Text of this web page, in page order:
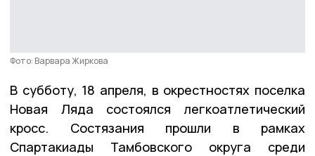
Фото: Варвара Жиркова
В субботу, 18 апреля, в окрестностях поселка
Новая Ляда состоялся легкоатлетический
кросс. Состязания прошли в рамках
Спартакиады Тамбовского округа среди